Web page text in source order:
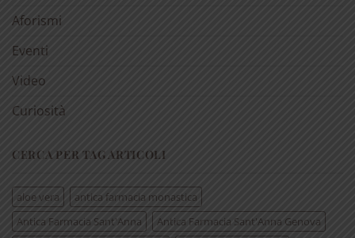
Aforismi
Eventi
Video
Curiosità
CERCA PER TAG ARTICOLI
aloe vera
antica farmacia monastica
Antica Farmacia Sant'Anna
Antica Farmacia Sant'Anna Genova